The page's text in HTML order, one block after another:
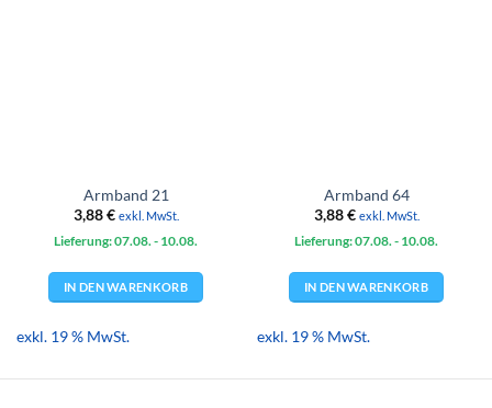
Armband 21
3,88€ exkl. MwSt.
Lieferung: 07.08. - 10.08.
IN DEN WARENKORB
exkl. 19 % MwSt.
Armband 64
3,88€ exkl. MwSt.
Lieferung: 07.08. - 10.08.
IN DEN WARENKORB
exkl. 19 % MwSt.